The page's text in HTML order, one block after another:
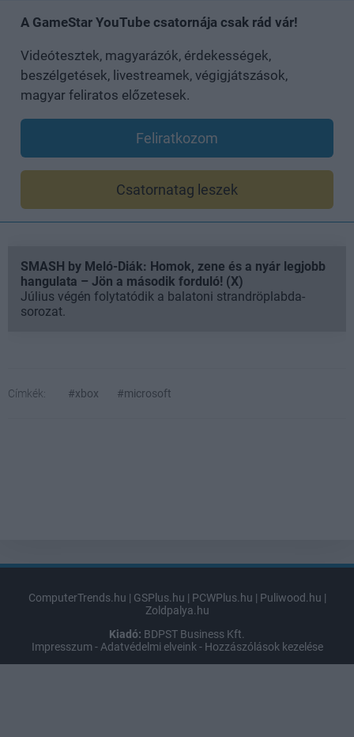
A GameStar YouTube csatornája csak rád vár!
Videótesztek, magyarázók, érdekességek,
beszélgetések, livestreamek, végigjátszások,
magyar feliratos előzetesek.
Feliratkozom
Csatornatag leszek
SMASH by Meló-Diák: Homok, zene és a nyár legjobb
hangulata – Jön a második forduló! (X)
Július végén folytatódik a balatoni strandröplabda-
sorozat.
Címkék: #xbox #microsoft
ComputerTrends.hu | GSPlus.hu | PCWPlus.hu | Puliwood.hu |
Zoldpalya.hu
Kiadó: BDPST Business Kft.
Impresszum - Adatvédelmi elveink - Hozzászólások kezelése